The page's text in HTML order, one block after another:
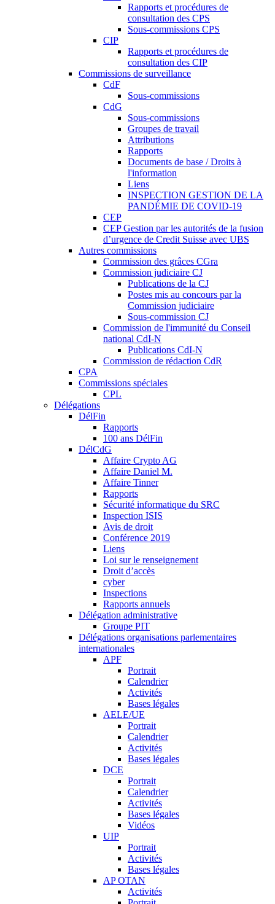
Rapports et procédures de
consultation des CPS
Sous-commissions CPS
CIP
Rapports et procédures de
consultation des CIP
Commissions de surveillance
CdF
Sous-commissions
CdG
Sous-commissions
Groupes de travail
Attributions
Rapports
Documents de base / Droits à
l'information
Liens
INSPECTION GESTION DE LA
PANDÉMIE DE COVID-19
CEP
CEP Gestion par les autorités de la fusion
d’urgence de Credit Suisse avec UBS
Autres commissions
Commission des grâces CGra
Commission judiciaire CJ
Publications de la CJ
Postes mis au concours par la
Commission judiciaire
Sous-commission CJ
Commission de l'immunité du Conseil
national CdI-N
Publications CdI-N
Commission de rédaction CdR
CPA
Commissions spéciales
CPL
Délégations
DélFin
Rapports
100 ans DélFin
DélCdG
Affaire Crypto AG
Affaire Daniel M.
Affaire Tinner
Rapports
Sécurité informatique du SRC
Inspection ISIS
Avis de droit
Conférence 2019
Liens
Loi sur le renseignement
Droit d’accès
cyber
Inspections
Rapports annuels
Délégation administrative
Groupe PIT
Délégations organisations parlementaires
internationales
APF
Portrait
Calendrier
Activités
Bases légales
AELE/UE
Portrait
Calendrier
Activités
Bases légales
DCE
Portrait
Calendrier
Activités
Bases légales
Vidéos
UIP
Portrait
Activités
Bases légales
AP OTAN
Activités